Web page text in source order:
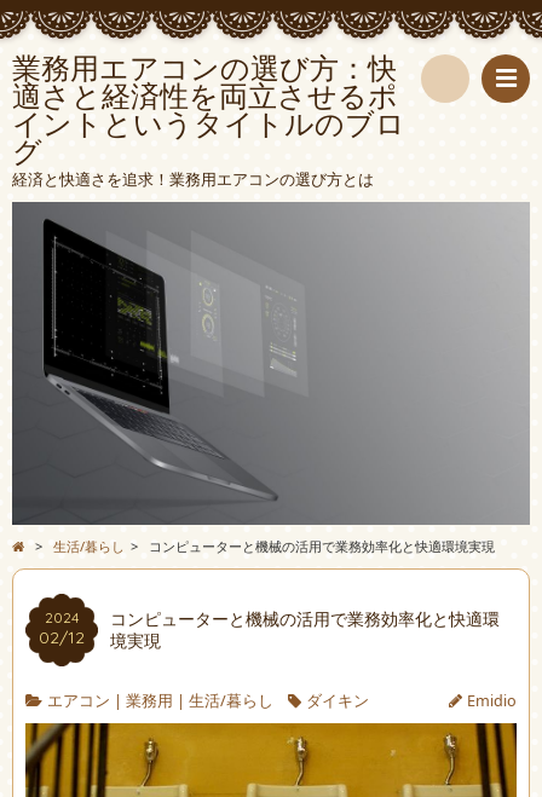
業務用エアコンの選び方：快
適さと経済性を両立させるポ
イントというタイトルのブロ
グ
経済と快適さを追求！業務用エアコンの選び方とは
> 生活/暮らし > コンピューターと機械の活用で業務効率化と快適環境実現
2024
02/12
コンピューターと機械の活用で業務効率化と快適環
境実現
エアコン | 業務用 | 生活/暮らし ダイキン Emidio